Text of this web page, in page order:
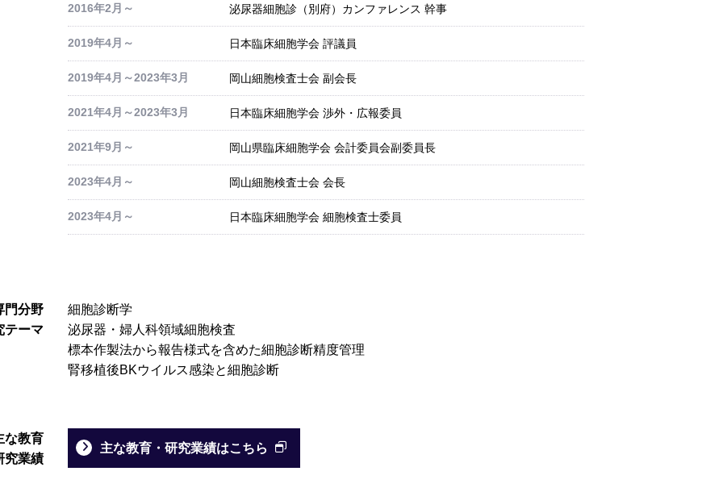
2016年2月～ 泌尿器細胞診（別府）カンファレンス 幹事
2019年4月～ 日本臨床細胞学会 評議員
2019年4月～2023年3月 岡山細胞検査士会 副会長
2021年4月～2023年3月 日本臨床細胞学会 渉外・広報委員
2021年9月～ 岡山県臨床細胞学会 会計委員会副委員長
2023年4月～ 岡山細胞検査士会 会長
2023年4月～ 日本臨床細胞学会 細胞検査士委員
門分野
テーマ
細胞診断学
泌尿器・婦人科領域細胞検査
標本作製法から報告様式を含めた細胞診断精度管理
腎移植後BKウイルス感染と細胞診断
な教育
究業績
主な教育・研究業績はこちら